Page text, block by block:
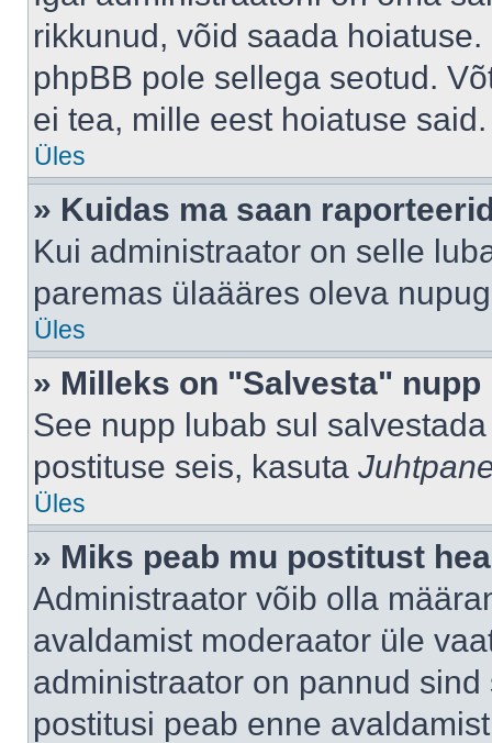
rikkunud, võid saada
phpBB pole sellega seotud.
ei tea, mille eest hoiatuse said.
Üles
» Kuidas ma saan
Kui administraator on selle
paremas ülaääres oleva
Üles
» Milleks on "Salvesta"
See nupp lubab sul
postituse seis, kasuta
Üles
» Miks peab mu postitust
Administraator võib olla
avaldamist moderaator üle
administraator on pannud
postitusi peab enne